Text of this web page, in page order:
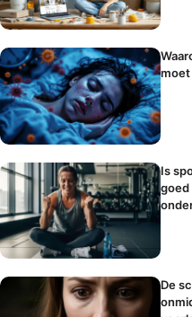
moet
Is
goed
De